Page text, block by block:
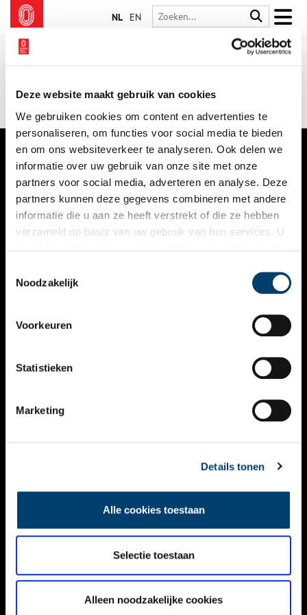
Deze website maakt gebruik van cookies
We gebruiken cookies om content en advertenties te
personaliseren, om functies voor social media te bieden
en om ons websiteverkeer te analyseren. Ook delen we
informatie over uw gebruik van onze site met onze
partners voor social media, adverteren en analyse. Deze
partners kunnen deze gegevens combineren met andere
informatie die u aan ze heeft verstrekt of die ze hebben
verzameld op basis van uw gebruik van hun services. U
Noodzakelijk
Voorkeuren
Statistieken
Marketing
Details tonen
Alle cookies toestaan
Selectie toestaan
Alleen noodzakelijke cookies
NL EN
VERHALEN
NIEUWS
KALENDER
ACTIVITEITEN
NIEUWSBRIEF
DISCLAIMER
TOEGANKELIJKHEID
Volg ONH op social media